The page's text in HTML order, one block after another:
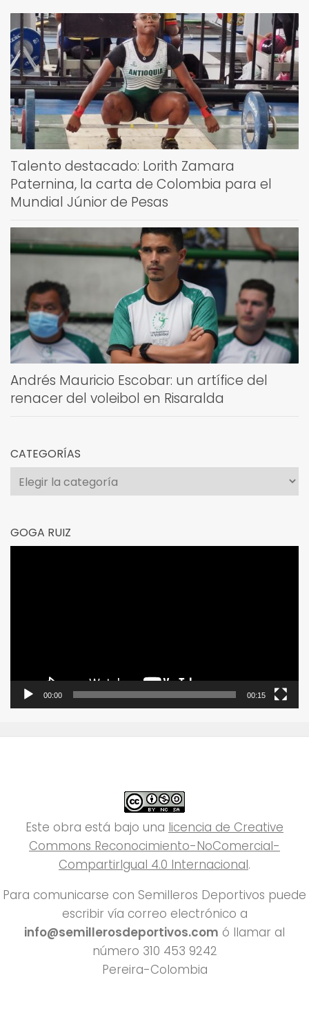
Talento destacado: Lorith Zamara
Paternina, la carta de Colombia para el
Mundial Júnior de Pesas
Andrés Mauricio Escobar: un artífice del
renacer del voleibol en Risaralda
CATEGORÍAS
Categorías
GOGA RUIZ
00:00 00:15
Este obra está bajo una licencia de Creative
Commons Reconocimiento-NoComercial-
CompartirIgual 4.0 Internacional.
Para comunicarse con Semilleros Deportivos puede
escribir vía correo electrónico a
info@semillerosdeportivos.com ó llamar al
número 310 453 9242
Pereira-Colombia